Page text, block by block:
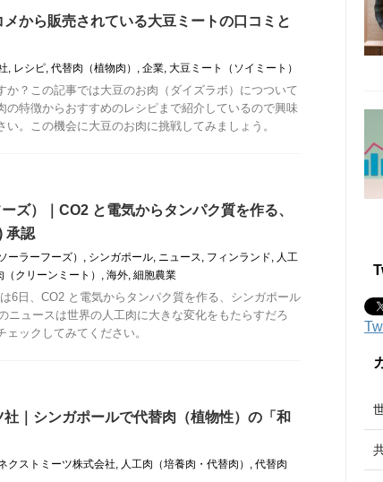
から販売されている大豆ミートの口コミと
, レシピ, 代替肉（植物肉） , 企業, 大豆ミート（ソイミート）
か？この記事では大豆のお肉（ダイズラボ）につついて
の特徴からおすすめのレシピまで紹介しているので興味
。この機会に大豆のお肉に挑戦してみましょう。
ズ）｜CO2 と電気からタンパク質を作る、
承認
ーラーフーズ） , シンガポール, ニュース, フィンランド, 人工
（クリーンミート） , 海外, 細胞農業
6日、CO2 と電気からタンパク質を作る、シンガポール
ニュースは世界の人工肉に大きな変化をもたらすだろ
ックしてみてください。
社｜シンガポールで代替肉（植物性）の「和
クストミーツ株式会社, 人工肉（培養肉・代替肉） , 代替肉